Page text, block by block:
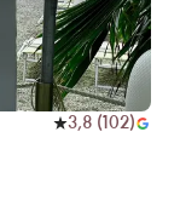
3,8 (102)